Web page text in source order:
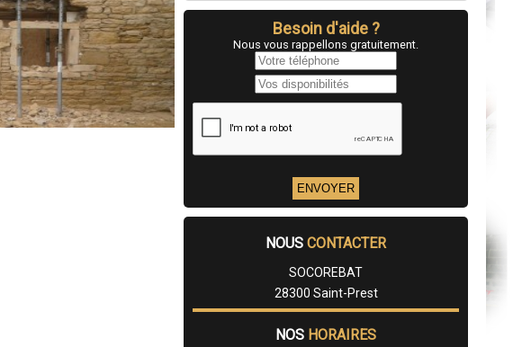
Besoin d'aide ?
Nous vous rappellons gratuitement.
NOUS CONTACTER
SOCOREBAT
28300 Saint-Prest
NOS HORAIRES